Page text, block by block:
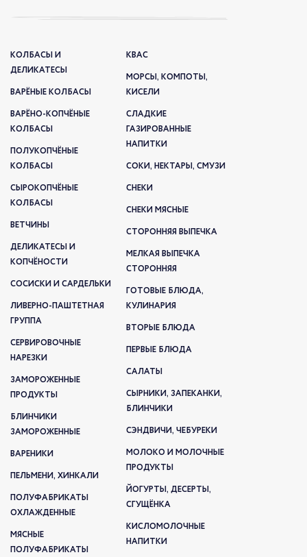
КОЛБАСЫ И
ДЕЛИКАТЕСЫ
ВАРЁНЫЕ КОЛБАСЫ
ВАРЁНО-КОПЧЁНЫЕ
КОЛБАСЫ
ПОЛУКОПЧЁНЫЕ
КОЛБАСЫ
СЫРОКОПЧЁНЫЕ
КОЛБАСЫ
ВЕТЧИНЫ
ДЕЛИКАТЕСЫ И
КОПЧЁНОСТИ
СОСИСКИ И САРДЕЛЬКИ
ЛИВЕРНО-ПАШТЕТНАЯ
ГРУППА
СЕРВИРОВОЧНЫЕ
НАРЕЗКИ
ЗАМОРОЖЕННЫЕ
ПРОДУКТЫ
БЛИНЧИКИ
ЗАМОРОЖЕННЫЕ
ВАРЕНИКИ
ПЕЛЬМЕНИ, ХИНКАЛИ
ПОЛУФАБРИКАТЫ
ОХЛАЖДЕННЫЕ
МЯСНЫЕ
ПОЛУФАБРИКАТЫ
КВАС
МОРСЫ, КОМПОТЫ,
КИСЕЛИ
СЛАДКИЕ
ГАЗИРОВАННЫЕ
НАПИТКИ
СОКИ, НЕКТАРЫ, СМУЗИ
СНЕКИ
СНЕКИ МЯСНЫЕ
СТОРОННЯЯ ВЫПЕЧКА
МЕЛКАЯ ВЫПЕЧКА
СТОРОННЯЯ
ГОТОВЫЕ БЛЮДА,
КУЛИНАРИЯ
ВТОРЫЕ БЛЮДА
ПЕРВЫЕ БЛЮДА
САЛАТЫ
СЫРНИКИ, ЗАПЕКАНКИ,
БЛИНЧИКИ
СЭНДВИЧИ, ЧЕБУРЕКИ
МОЛОКО И МОЛОЧНЫЕ
ПРОДУКТЫ
ЙОГУРТЫ, ДЕСЕРТЫ,
СГУЩЁНКА
КИСЛОМОЛОЧНЫЕ
НАПИТКИ